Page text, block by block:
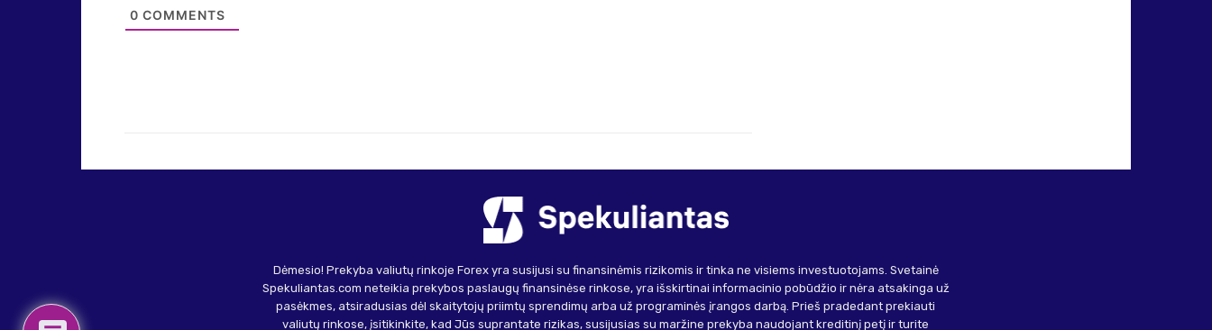
0 COMMENTS
Dėmesio! Prekyba valiutų rinkoje Forex yra susijusi su finansinėmis rizikomis ir tinka ne visiems investuotojams. Svetainė
Spekuliantas.com neteikia prekybos paslaugų finansinėse rinkose, yra išskirtinai informacinio pobūdžio ir nėra atsakinga už
pasėkmes, atsiradusias dėl skaitytojų priimtų sprendimų arba už programinės įrangos darbą. Prieš pradedant prekiauti
valiutų rinkose, įsitikinkite, kad Jūs suprantate rizikas, susijusias su maržine prekyba naudojant kreditinį petį ir turite